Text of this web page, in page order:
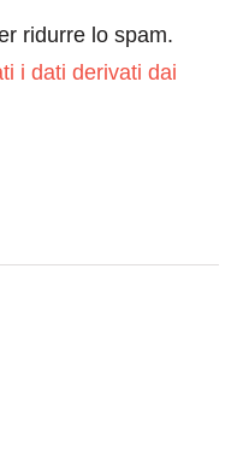
ridurre lo spam.
i dati derivati dai